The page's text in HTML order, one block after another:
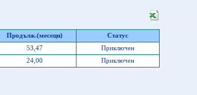
Продълж.(месеци)
Статус
53,47
Приключен
24,00 Приключен